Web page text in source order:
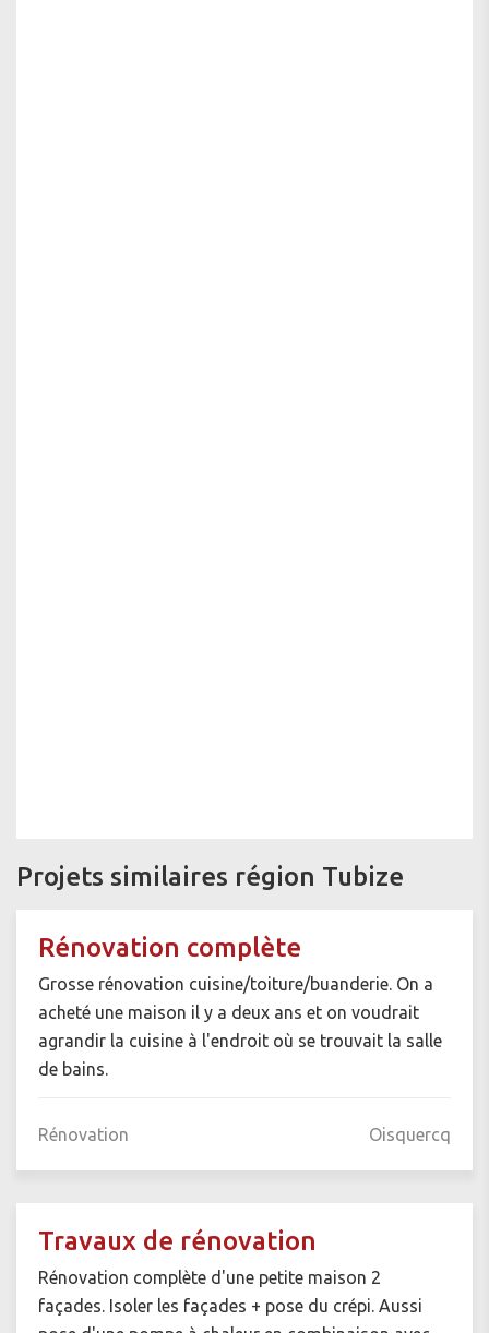
Projets similaires région Tubize
Rénovation complète
Grosse rénovation cuisine/toiture/buanderie. On a
acheté une maison il y a deux ans et on voudrait
agrandir la cuisine à l'endroit où se trouvait la salle
de bains.
Rénovation Oisquercq
Travaux de rénovation
Rénovation complète d'une petite maison 2
façades. Isoler les façades + pose du crépi. Aussi